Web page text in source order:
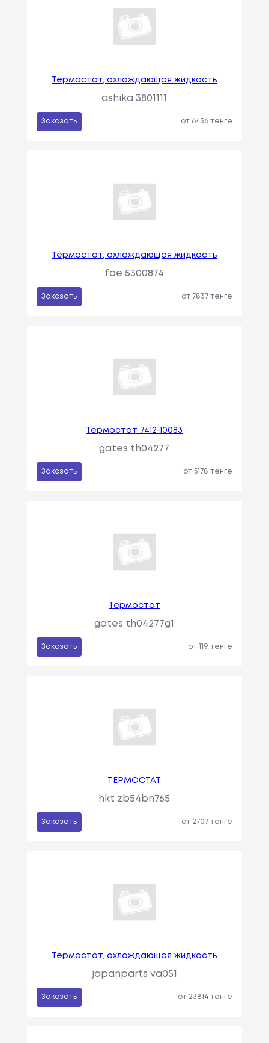
Термостат, охлаждающая жидкость
ashika 3801111
Заказать от 6436 тенге
Термостат, охлаждающая жидкость
fae 5300874
Заказать от 7837 тенге
Термостат 7412-10083
gates th04277
Заказать от 5178 тенге
Термостат
gates th04277g1
Заказать от 119 тенге
ТЕРМОСТАТ
hkt zb54bn765
Заказать от 2707 тенге
Термостат, охлаждающая жидкость
japanparts va051
Заказать от 23814 тенге